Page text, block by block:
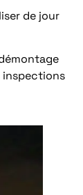
de jour
inspections